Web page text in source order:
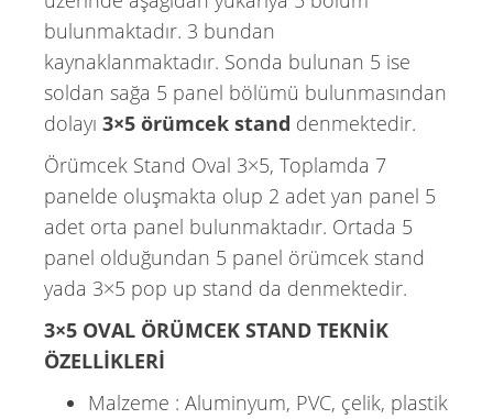
bulunmaktadır. 3 bundan
kaynaklanmaktadır. Sonda bulunan 5 ise
soldan sağa 5 panel bölümü bulunmasından
dolayı 3×5 örümcek stand denmektedir.
Örümcek Stand Oval 3×5, Toplamda 7
panelde oluşmakta olup 2 adet yan panel 5
adet orta panel bulunmaktadır. Ortada 5
panel olduğundan 5 panel örümcek stand
yada 3×5 pop up stand da denmektedir.
3×5 OVAL ÖRÜMCEK STAND TEKNİK
ÖZELLİKLERİ
Malzeme : Aluminyum, PVC, çelik, plastik